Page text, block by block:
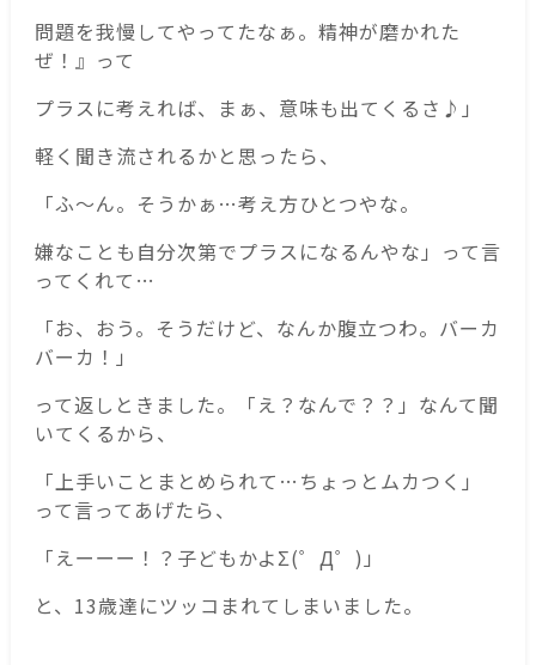
問題を我慢してやってたなぁ。精神が磨かれた
ぜ！』って
プラスに考えれば、まぁ、意味も出てくるさ♪」
軽く聞き流されるかと思ったら、
「ふ〜ん。そうかぁ…考え方ひとつやな。
嫌なことも自分次第でプラスになるんやな」って言
ってくれて…
「お、おう。そうだけど、なんか腹立つわ。バーカ
バーカ！」
って返しときました。「え？なんで？？」なんて聞
いてくるから、
「上手いことまとめられて…ちょっとムカつく」
って言ってあげたら、
「えーーー！？子どもかよΣ(゜Д゜)」
と、13歳達にツッコまれてしまいました。